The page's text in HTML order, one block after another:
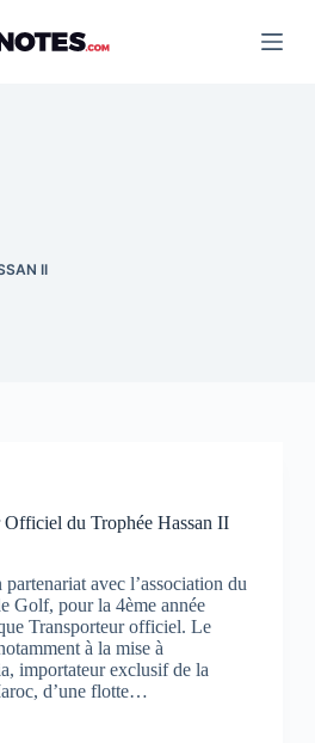
II
du Trophée Hassan II
avec l’association du
Golf, pour la 4ème année
Transporteur officiel. Le
à la mise à
importateur exclusif de la
d’une flotte…